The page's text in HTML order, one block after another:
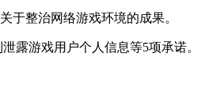
于整治网络游戏环境的成果。
露游戏用户个人信息等5项承诺。